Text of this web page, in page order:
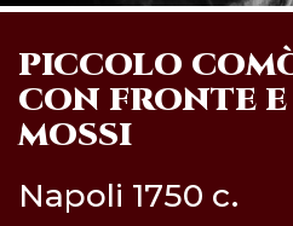
PICCOLO
CON FRONTE
MOSSI
Napoli 1750 c.